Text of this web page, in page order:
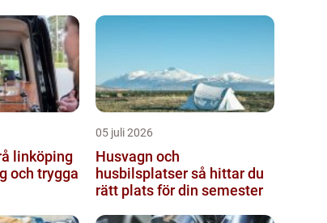
linköping
och trygga
05 juli 2026
Husvagn och
husbilsplatser så hittar du
rätt plats för din semester